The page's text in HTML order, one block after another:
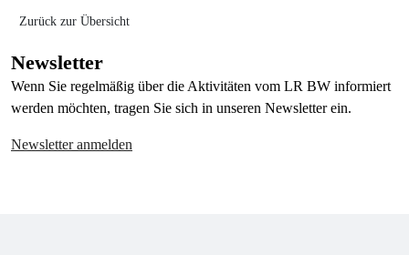
Zurück zur Übersicht
Newsletter
Wenn Sie regelmäßig über die Aktivitäten vom LR BW informiert
werden möchten, tragen Sie sich in unseren Newsletter ein.
Newsletter anmelden